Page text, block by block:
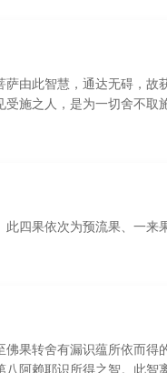
由此智慧，通达无碍，
施之人，是为一切舍不
四果依次为预流果、一来
佛果转舍有漏识蕴所依而
阿赖耶识所得之智。此